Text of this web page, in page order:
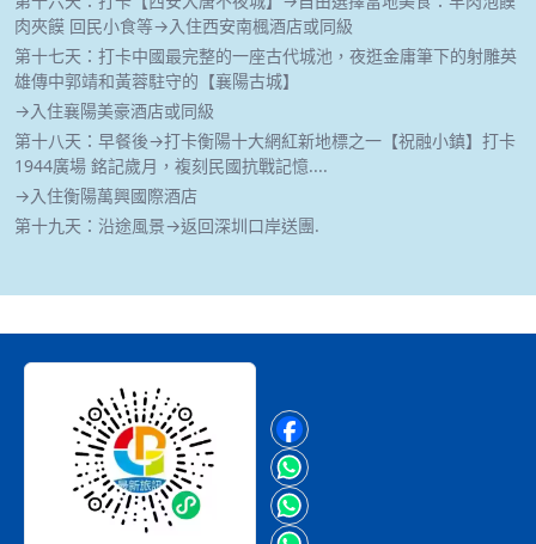
肉夾饃 回民小食等→入住西安南楓酒店或同級
第十七天：打卡中國最完整的一座古代城池，夜逛金庸筆下的射雕英
雄傳中郭靖和黃蓉駐守的【襄陽古城】
→入住襄陽美豪酒店或同級
第十八天：早餐後→打卡衡陽十大網紅新地標之一【祝融小鎮】打卡
1944廣場 銘記歲月，複刻民國抗戰記憶....
→入住衡陽萬興國際酒店
第十九天：沿途風景→返回深圳口岸送團.